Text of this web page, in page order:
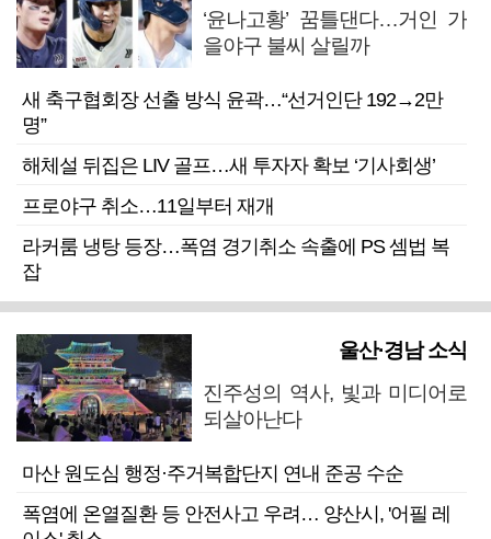
‘윤나고황’ 꿈틀댄다…거인 가
을야구 불씨 살릴까
새 축구협회장 선출 방식 윤곽…“선거인단 192→2만
명”
해체설 뒤집은 LIV 골프…새 투자자 확보 ‘기사회생’
프로야구 취소…11일부터 재개
라커룸 냉탕 등장…폭염 경기취소 속출에 PS 셈법 복
잡
울산·경남 소식
진주성의 역사, 빛과 미디어로
되살아난다
마산 원도심 행정·주거복합단지 연내 준공 수순
폭염에 온열질환 등 안전사고 우려… 양산시, '어필 레